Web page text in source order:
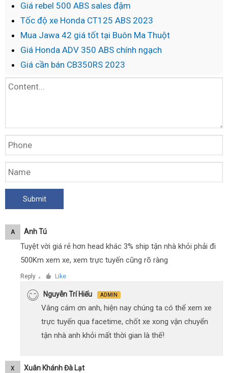
Giá rebel 500 ABS sales đậm
Tốc độ xe Honda CT125 ABS 2023
Mua Jawa 42 giá tốt tại Buôn Ma Thuột
Giá Honda ADV 350 ABS chính ngạch
Giá cần bán CB350RS 2023
A Anh Tú
Tuyệt vời giá rẻ hơn head khác 3% ship tận nhà khỏi phải đi
500Km xem xe, xem trực tuyến cũng rõ ràng
Reply ● Like
Nguyễn Trí Hiếu ADMIN
Vâng cám ơn anh, hiện nay chúng ta có thể xem xe
trực tuyến qua facetime, chốt xe xong vận chuyển
tận nhà anh khỏi mất thời gian là thế!
X Xuân Khánh Đà Lạt